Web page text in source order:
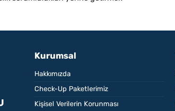
Kurumsal
Hakkımızda
Check-Up Paketlerimiz
Kişisel Verilerin Korunması